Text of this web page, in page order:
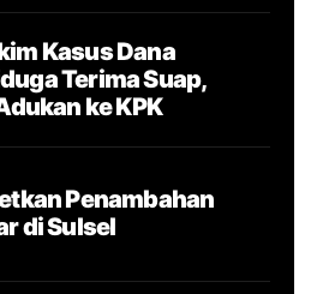
Kasus Dana
Terima Suap,
ke KPK
Penambahan
di Sulsel